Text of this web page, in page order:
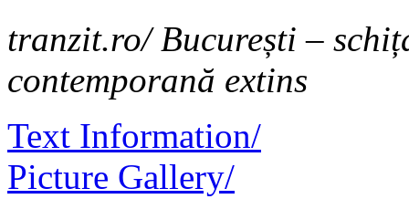
tranzit.ro/ București –
contemporană extins
Text Information/
Picture Gallery/